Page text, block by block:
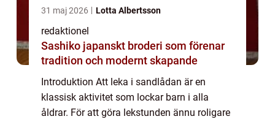
31 maj 2026 Lotta Albertsson
redaktionel
Sashiko japanskt broderi som förenar
tradition och modernt skapande
Introduktion Att leka i sandlådan är en
klassisk aktivitet som lockar barn i alla
åldrar. För att göra lekstunden ännu roligare